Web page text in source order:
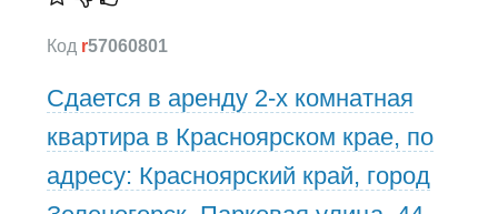
Код r57060801
Сдается в аренду 2-х комнатная
квартира в Красноярском крае, по
адресу: Красноярский край, город